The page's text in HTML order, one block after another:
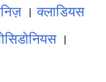
।क्लाडियस
।